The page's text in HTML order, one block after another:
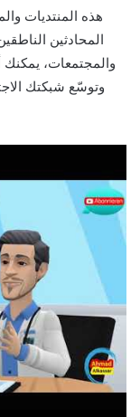
هذه المنتديات
المحادثين
والمجتمعات،
وتوسّع شبكتك